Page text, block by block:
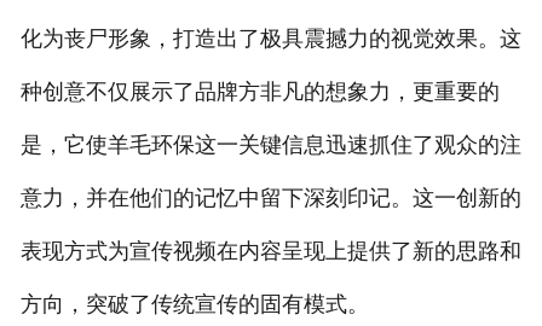
化为丧尸形象，打造出了极具震撼力的视觉效果。这
种创意不仅展示了品牌方非凡的想象力，更重要的
是，它使羊毛环保这一关键信息迅速抓住了观众的注
意力，并在他们的记忆中留下深刻印记。这一创新的
表现方式为宣传视频在内容呈现上提供了新的思路和
方向，突破了传统宣传的固有模式。